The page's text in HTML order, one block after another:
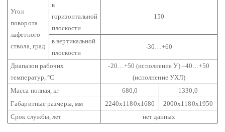
Угол
поворота
лафетного
ствола, град
в
горизонтальной
плоскости
150
в вертикальной
плоскости
-30…+60
Диапазон рабочих
температур, °С
-20…+50 (исполнение У)–40…+50
(исполнение УХЛ)
Масса полная, кг
680,0
1330,0
Габаритные размеры, мм
2240х1180х1680
2000х1180х1950
Срок службы, лет
нет данных